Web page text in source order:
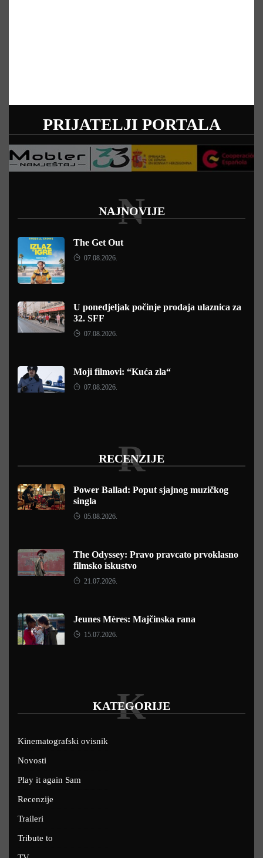
PRIJATELJI PORTALA
NAJNOVIJE
N
The Get Out
07.08.2026.
U ponedjeljak počinje prodaja ulaznica za
32. SFF
07.08.2026.
Moji filmovi: “Kuća zla“
07.08.2026.
RECENZIJE
R
Power Ballad: Poput sjajnog muzičkog
singla
05.08.2026.
The Odyssey: Pravo pravcato prvoklasno
filmsko iskustvo
21.07.2026.
Jeunes Mères: Majčinska rana
15.07.2026.
KATEGORIJE
K
Kinematografski ovisnik
Novosti
Play it again Sam
Recenzije
Traileri
Tribute to